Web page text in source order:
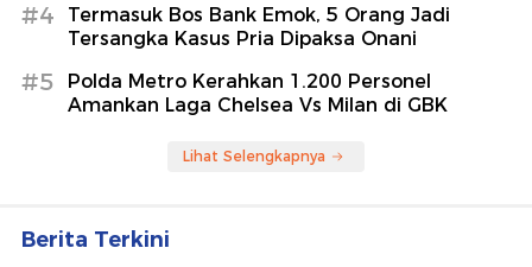
#4
Termasuk Bos Bank Emok, 5 Orang Jadi
Tersangka Kasus Pria Dipaksa Onani
#5
Polda Metro Kerahkan 1.200 Personel
Amankan Laga Chelsea Vs Milan di GBK
Lihat Selengkapnya
Berita Terkini